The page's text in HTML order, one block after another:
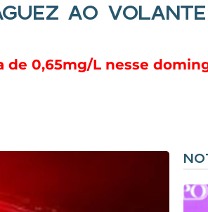
AO
0,65mg/L nesse